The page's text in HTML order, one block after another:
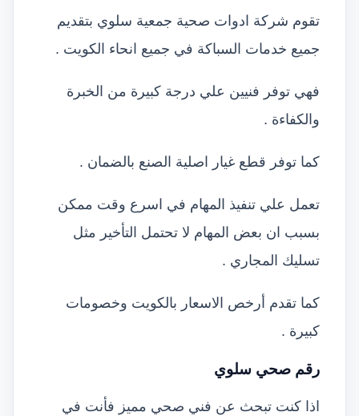
تقوم شركة ادوات صحية جمعية سلوي بتقديم
جميع خدمات السباكة في جميع انحاء الكويت .
فهي توفر فنيين علي درجة كبيرة من الخبرة
والكفاءة .
كما توفر قطع غيار اصلية الصنع بالضمان .
تعمل علي تنفيذ المهام في اسرع وقت ممكن
بسبب ان بعض المهام لا تحتمل التأخير مثل
تسليك المجاري .
كما تقدم أرخص الاسعار بالكويت وخصومات
كبيرة .
رقم صحي سلوي
اذا كنت تبحث عن فني صحي مميز فأنت في